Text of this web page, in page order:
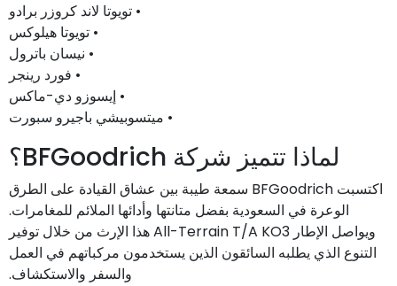
• تويوتا لاند كروزر برادو
• تويوتا هيلوكس
• نيسان باترول
• فورد رينجر
• إيسوزو دي-ماكس
• ميتسوبيشي باجيرو سبورت
لماذا تتميز شركة BFGoodrich؟
اكتسبت BFGoodrich سمعة طيبة بين عشاق القيادة على الطرق
الوعرة في السعودية بفضل متانتها وأدائها الملائم للمغامرات.
ويواصل الإطار All-Terrain T/A KO3 هذا الإرث من خلال توفير
التنوع الذي يطلبه السائقون الذين يستخدمون مركباتهم في العمل
والسفر والاستكشاف.